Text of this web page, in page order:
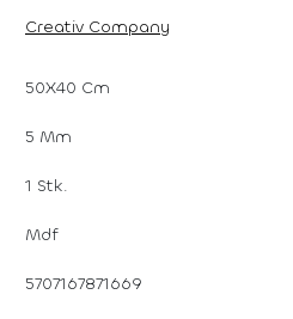
Creativ Company
50X40 Cm
5 Mm
1 Stk.
Mdf
5707167871669